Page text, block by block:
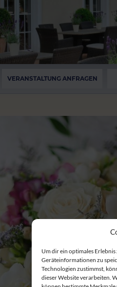
Um dir ein optimales
Geräteinformationen zu
Technologien zustimmst,
dieser Website verarbeiten.
VERANSTALTUNG ANFRAGEN